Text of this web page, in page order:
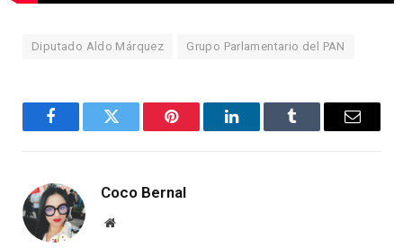
Diputado Aldo Márquez Grupo Parlamentario del PAN
FacebookTwitter Pinterest LinkedInTumblr Email
Coco Bernal
Website